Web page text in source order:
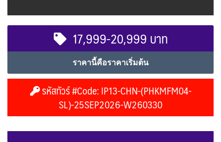
17,999-20,999 บาท
ราคานี้คือราคาเริ่มต้น
รหัสทัวร์ #Code: IP13-CHN-(PHKMFM04-
SL)-25SEP2026-W260330